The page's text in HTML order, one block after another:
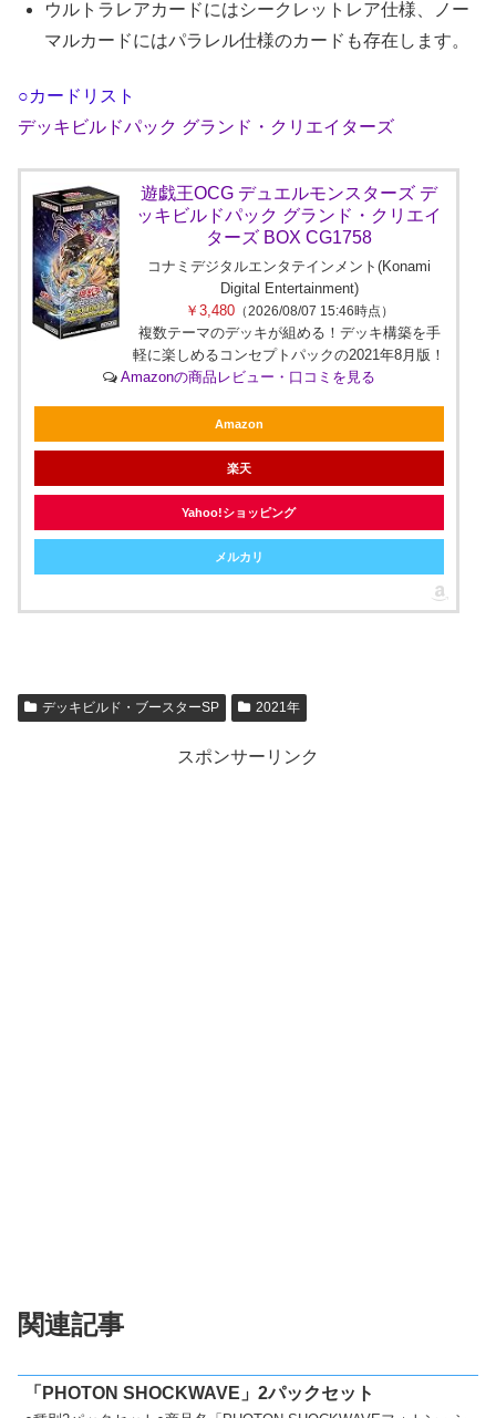
ウルトラレアカードにはシークレットレア仕様、ノー
マルカードにはパラレル仕様のカードも存在します。
○カードリスト
デッキビルドパック グランド・クリエイターズ
遊戯王OCG デュエルモンスターズ デ
ッキビルドパック グランド・クリエイ
ターズ BOX CG1758
コナミデジタルエンタテインメント(Konami
Digital Entertainment)
￥3,480（2026/08/07 15:46時点）
複数テーマのデッキが組める！デッキ構築を手
軽に楽しめるコンセプトパックの2021年8月版！
Amazonの商品レビュー・口コミを見る
Amazon
楽天
Yahoo!ショッピング
メルカリ
デッキビルド・ブースターSP 2021年
スポンサーリンク
関連記事
「PHOTON SHOCKWAVE」2パックセット